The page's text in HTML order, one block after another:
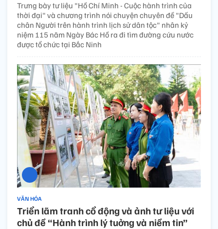
Trưng bày tư liệu "Hồ Chí Minh - Cuộc hành trình của
thời đại" và chương trình nói chuyện chuyên đề "Dấu
chân Người trên hành trình lịch sử dân tộc" nhân kỷ
niệm 115 năm Ngày Bác Hồ ra đi tìm đường cứu nước
được tổ chức tại Bắc Ninh
VĂN HÓA
Triển lãm tranh cổ động và ảnh tư liệu với
chủ đề “Hành trình lý tuởng và niềm tin”